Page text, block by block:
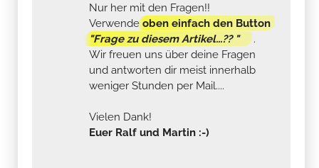
Nur her mit den Fragen!!
Verwendeoben einfach den Button
"Frage zu diesem Artikel...?? "
.
Wir freuen uns über deine Fragen
und antworten dir meist innerhalb
weniger Stunden per Mail....
Vielen Dank!
Euer Ralf und Martin :-)